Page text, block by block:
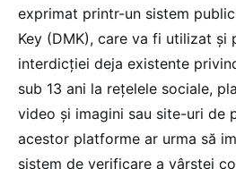
exprimat printr-un sistem
Key (DMK), care va fi utilizat și
interdicției deja existente
sub 13 ani la rețelele sociale,
video și imagini sau site-uri de
acestor platforme ar urma să
sistem de verificare a vârstei